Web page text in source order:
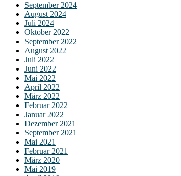
September 2024
August 2024
Juli 2024
Oktober 2022
September 2022
August 2022
Juli 2022
Juni 2022
Mai 2022
April 2022
März 2022
Februar 2022
Januar 2022
Dezember 2021
September 2021
Mai 2021
Februar 2021
März 2020
Mai 2019